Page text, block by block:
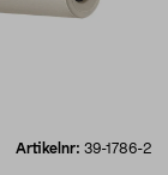
Artikelnr: 39-1786-2